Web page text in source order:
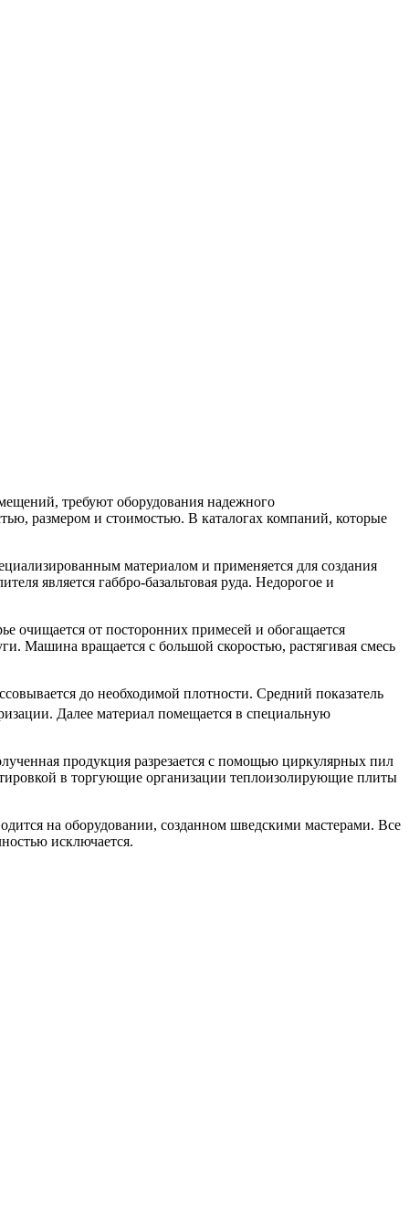
требуют оборудования надежного
размером и стоимостью. В каталогах компаний, которые
материалом и применяется для создания
является габбро-базальтовая руда. Недорогое и
очищается от посторонних примесей и обогащается
Машина вращается с большой скоростью, растягивая смесь
до необходимой плотности. Средний показатель
Далее материал помещается в специальную
продукция разрезается с помощью циркулярных пил
в торгующие организации теплоизолирующие плиты
на оборудовании, созданном шведскими мастерами. Все
исключается.